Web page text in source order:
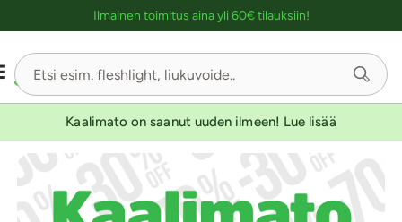
Ilmainen toimitus aina yli 60€ tilauksiin!
Kaalimato on saanut uuden ilmeen! Lue lisää
-
-
-
-
-
-